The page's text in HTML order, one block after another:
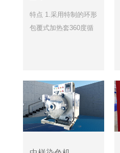
特点 1.采用特制的环形
包覆式加热套360度循